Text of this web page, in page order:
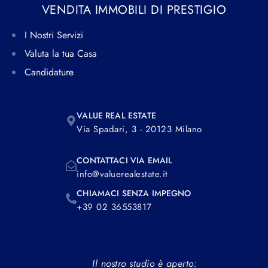
VENDITA IMMOBILI DI PRESTIGIO
I Nostri Servizi
Valuta la tua Casa
Candidature
VALUE REAL ESTATE
Via Spadari, 3 - 20123 Milano
CONTATTACI VIA EMAIL
info@valuerealestate.it
CHIAMACI SENZA IMPEGNO
+39 02 36553817
Il nostro studio è aperto: